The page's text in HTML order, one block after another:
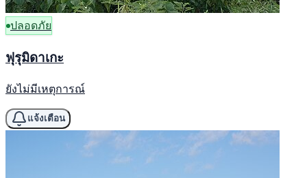
ปลอดภัย
ฟุรุมิดาเกะ
ยังไม่มีเหตุการณ์
แจ้งเตือน